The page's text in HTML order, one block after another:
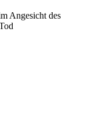
Angesicht des